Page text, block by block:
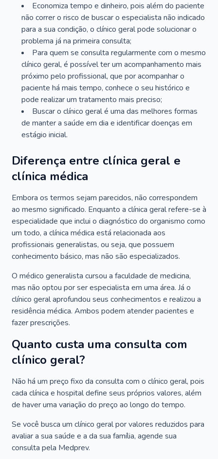
Economiza tempo e dinheiro, pois além do paciente
não correr o risco de buscar o especialista não indicado
para a sua condição, o clínico geral pode solucionar o
problema já na primeira consulta;
Para quem se consulta regularmente com o mesmo
clínico geral, é possível ter um acompanhamento mais
próximo pelo profissional, que por acompanhar o
paciente há mais tempo, conhece o seu histórico e
pode realizar um tratamento mais preciso;
Buscar o clínico geral é uma das melhores formas
de manter a saúde em dia e identificar doenças em
estágio inicial.
Diferença entre clínica geral e
clínica médica
Embora os termos sejam parecidos, não correspondem
ao mesmo significado. Enquanto a clínica geral refere-se à
especialidade que inclui o diagnóstico do organismo como
um todo, a clínica médica está relacionada aos
profissionais generalistas, ou seja, que possuem
conhecimento básico, mas não são especializados.
O médico generalista cursou a faculdade de medicina,
mas não optou por ser especialista em uma área. Já o
clínico geral aprofundou seus conhecimentos e realizou a
residência médica. Ambos podem atender pacientes e
fazer prescrições.
Quanto custa uma consulta com
clínico geral?
Não há um preço fixo da consulta com o clínico geral, pois
cada clínica e hospital define seus próprios valores, além
de haver uma variação do preço ao longo do tempo.
Se você busca um clínico geral por valores reduzidos para
avaliar a sua saúde e a da sua família, agende sua
consulta pela Medprev.